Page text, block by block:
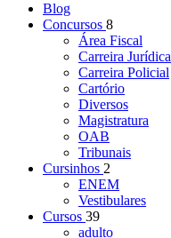
Blog
Concursos 8
Área Fiscal
Carreira Jurídica
Carreira Policial
Cartório
Diversos
Magistratura
OAB
Tribunais
Cursinhos 2
ENEM
Vestibulares
Cursos 39
adulto